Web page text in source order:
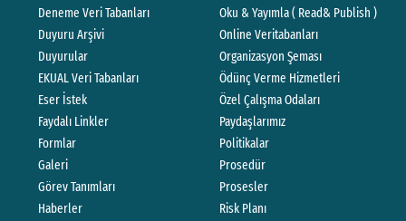
Deneme Veri Tabanları
Duyuru Arşivi
Duyurular
EKUAL Veri Tabanları
Eser İstek
Faydalı Linkler
Formlar
Galeri
Görev Tanımları
Haberler
Oku & Yayımla ( Read& Publish )
Online Veritabanları
Organizasyon Şeması
Ödünç Verme Hizmetleri
Özel Çalışma Odaları
Paydaşlarımız
Politikalar
Prosedür
Prosesler
Risk Planı